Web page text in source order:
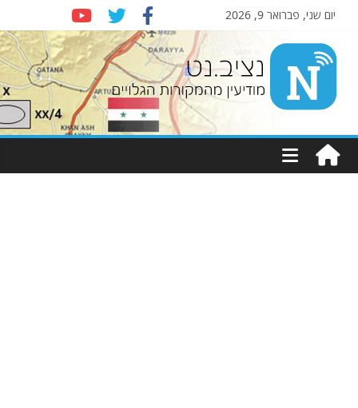
יום שני, פברואר 9, 2026
Nziv.net
מודיעין
מהמקורות